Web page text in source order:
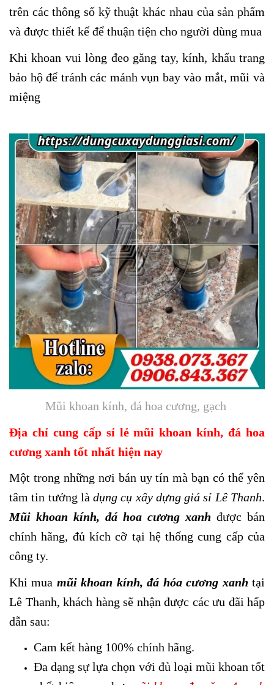
trên các thông số kỹ thuật khác nhau của sản phẩm
và được thiết kế để thuận tiện cho người dùng mua
Khi khoan vui lòng đeo găng tay, kính, khẩu trang
bảo hộ để tránh các mảnh vụn bay vào mắt, mũi và
miệng
Mũi khoan kính, đá hoa cương, gạch
Địa chỉ cung cấp sỉ lẻ mũi khoan kính, đá hoa
cương xanh tốt nhất hiện nay
Một trong những nơi bán uy tín mà bạn có thể yên
tâm tin tưởng làdụng cụ xây dựng giá sỉ Lê Thanh.
Mũi khoan kính, đá hoa cương xanh được bán
chính hãng, đủ kích cỡ tại hệ thống cung cấp của
công ty.
Khi mua mũi khoan kính, đá hóa cương xanh tại
Lê Thanh, khách hàng sẽ nhận được các ưu đãi hấp
dẫn sau:
Cam kết hàng 100% chính hãng.
Đa dạng sự lựa chọn với đủ loại mũi khoan tốt